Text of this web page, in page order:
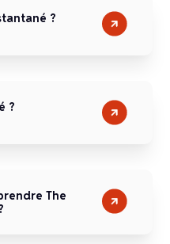
?
?
The